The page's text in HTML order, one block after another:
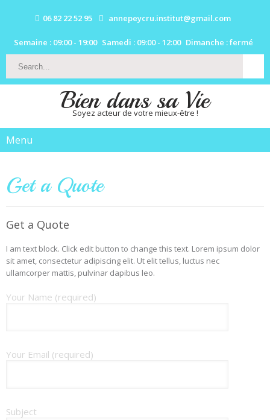
06 82 22 52 95 annepeycru.institut@gmail.com
Semaine : 09:00 - 19:00 Samedi : 09:00 - 12:00 Dimanche : fermé
Bien dans sa Vie
Soyez acteur de votre mieux-être !
Menu
Get a Quote
Get a Quote
I am text block. Click edit button to change this text. Lorem ipsum dolor
sit amet, consectetur adipiscing elit. Ut elit tellus, luctus nec
ullamcorper mattis, pulvinar dapibus leo.
Your Name (required)
Your Email (required)
Subject